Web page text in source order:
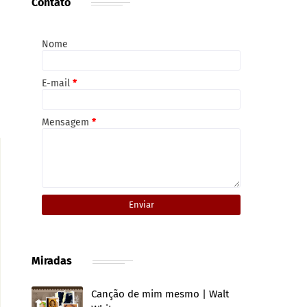
Nome
E-mail *
Mensagem *
Miradas
Canção de mim mesmo | Walt